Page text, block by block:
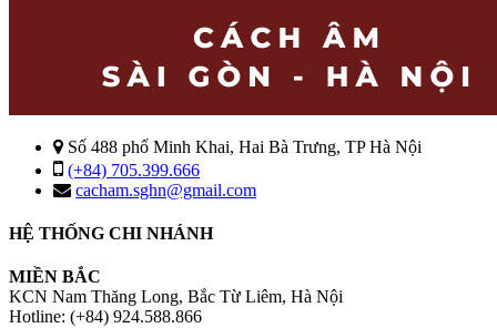
Số 488 phố Minh Khai, Hai Bà Trưng, TP Hà Nội
(+84) 705.399.666
cacham.sghn@gmail.com
HỆ THỐNG CHI NHÁNH
MIỀN BẮC
KCN Nam Thăng Long, Bắc Từ Liêm, Hà Nội
Hotline: (+84) 924.588.866